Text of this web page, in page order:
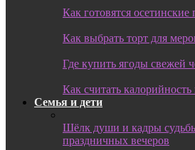
Как готовятся осетинские
Как выбрать торт для
Где купить ягоды свежей
Как считать калорийность
Семья и дети
Шёлк души и кадры
праздничных вечеров